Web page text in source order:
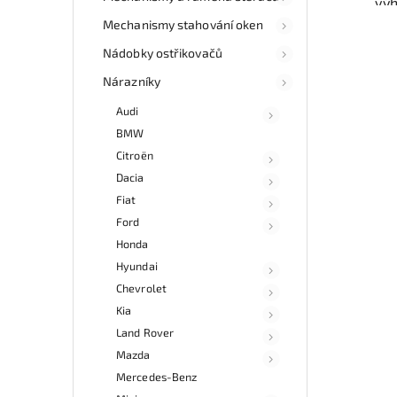
Mechanismy stahování oken
Nádobky ostřikovačů
Nárazníky
Audi
BMW
Citroën
Dacia
Fiat
Ford
Honda
Hyundai
Chevrolet
Kia
Land Rover
Mazda
Mercedes-Benz